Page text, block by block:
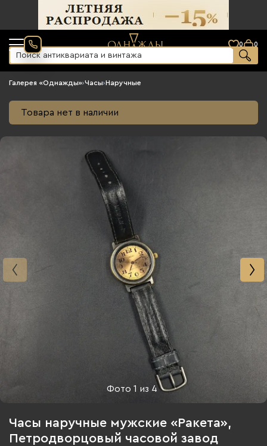
0 0
Галерея «Однажды»›Часы›Наручные
Товара нет в наличии
Фото1 из 4
Часы наручные мужские «Ракета»,
Петродворцовый часовой завод